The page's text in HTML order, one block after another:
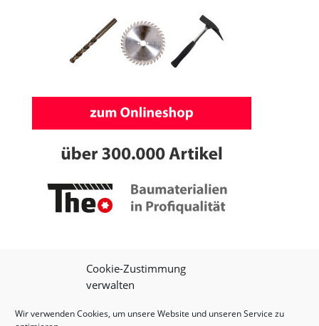
Cookie-Zustimmung
verwalten
Wir verwenden Cookies, um unsere Website und unseren Service zu